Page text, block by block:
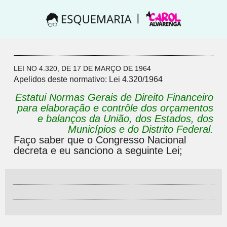
LEI NO 4.320, DE 17 DE MARÇO DE 1964
Apelidos deste normativo: Lei 4.320/1964
Estatui Normas Gerais de Direito Financeiro
para elaboração e contrôle dos orçamentos
e balanços da União, dos Estados, dos
Municípios e do Distrito Federal.
Faço saber que o Congresso Nacional
decreta e eu sanciono a seguinte Lei;